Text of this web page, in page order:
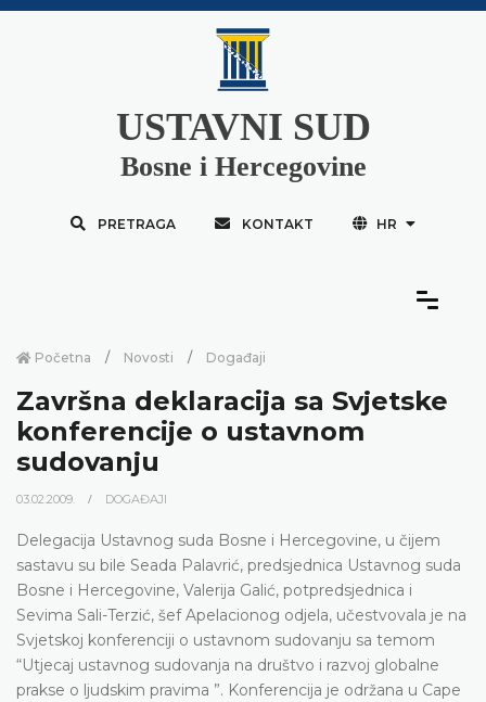
USTAVNI SUD
Bosne i Hercegovine
PRETRAGA KONTAKT HR
Početna Novosti Događaji
Završna deklaracija sa Svjetske
konferencije o ustavnom
sudovanju
03.02.2009. DOGAĐAJI
Delegacija Ustavnog suda Bosne i Hercegovine, u čijem
sastavu su bile Seada Palavrić, predsjednica Ustavnog suda
Bosne i Hercegovine, Valerija Galić, potpredsjednica i
Sevima Sali-Terzić, šef Apelacionog odjela, učestvovala je na
Svjetskoj konferenciji o ustavnom sudovanju sa temom
“Utjecaj ustavnog sudovanja na društvo i razvoj globalne
prakse o ljudskim pravima ”. Konferencija je održana u Cape